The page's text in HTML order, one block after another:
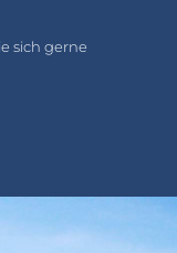
sich gerne